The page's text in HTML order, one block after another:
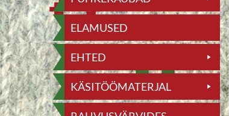
ELAMUSED
EHTED
KÄSITÖÖMATERJAL